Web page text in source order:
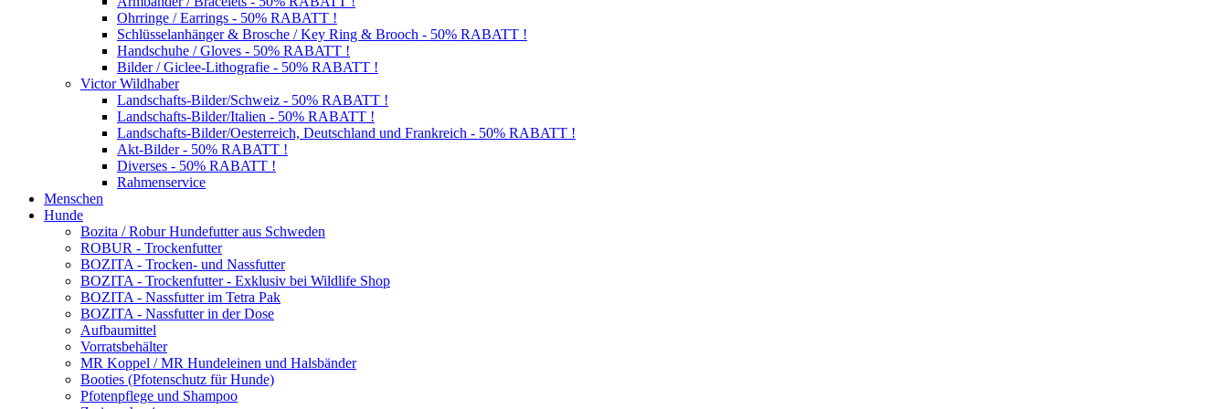
Ohrringe / Earrings - 50% RABATT !
Schlüsselanhänger & Brosche / Key Ring & Brooch - 50% RABATT !
Handschuhe / Gloves - 50% RABATT !
Bilder / Giclee-Lithografie - 50% RABATT !
Victor Wildhaber
Landschafts-Bilder/Schweiz - 50% RABATT !
Landschafts-Bilder/Italien - 50% RABATT !
Landschafts-Bilder/Oesterreich, Deutschland und Frankreich - 50% RABATT !
Akt-Bilder - 50% RABATT !
Diverses - 50% RABATT !
Rahmenservice
Menschen
Hunde
Bozita / Robur Hundefutter aus Schweden
ROBUR - Trockenfutter
BOZITA - Trocken- und Nassfutter
BOZITA - Trockenfutter - Exklusiv bei Wildlife Shop
BOZITA - Nassfutter im Tetra Pak
BOZITA - Nassfutter in der Dose
Aufbaumittel
Vorratsbehälter
MR Koppel / MR Hundeleinen und Halsbänder
Booties (Pfotenschutz für Hunde)
Pfotenpflege und Shampoo